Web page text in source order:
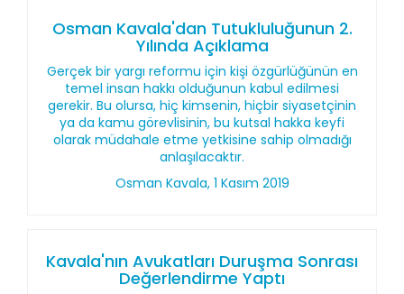
Osman Kavala'dan Tutukluluğunun 2.
Yılında Açıklama
Gerçek bir yargı reformu için kişi özgürlüğünün en
temel insan hakkı olduğunun kabul edilmesi
gerekir. Bu olursa, hiç kimsenin, hiçbir siyasetçinin
ya da kamu görevlisinin, bu kutsal hakka keyfi
olarak müdahale etme yetkisine sahip olmadığı
anlaşılacaktır.
Osman Kavala, 1 Kasım 2019
Kavala'nın Avukatları Duruşma Sonrası
Değerlendirme Yaptı